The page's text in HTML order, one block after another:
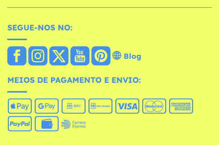
SEGUE-NOS NO:
Blog
MEIOS DE PAGAMENTO E ENVIO: